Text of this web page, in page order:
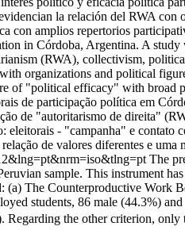
la relación del RWA con
con amplios repertorios
in Córdoba, Argentina. A study
(RWA), collectivism,
organizations and political
of "political efficacy" with broad
de participação política em
de "autoritarismo de direita"
- "campanha" e contato
de valores diferentes e uma
The
sample. This instrument
(a) The Counterproductive Work
students, 86 male (44.3%)
Regarding the other criterion,